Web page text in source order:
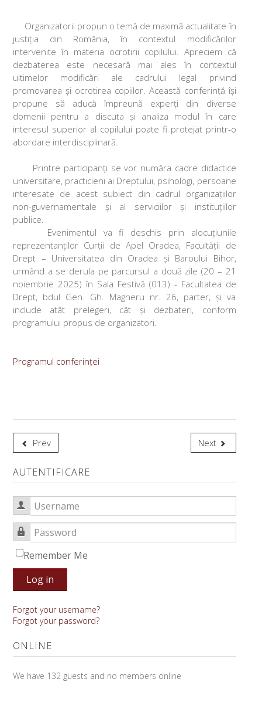
Organizatorii propun o temă de maximă actualitate în
justiția din România, în contextul modificărilor
intervenite în materia ocrotirii copilului. Apreciem că
dezbaterea este necesară mai ales în contextul
ultimelor modificări ale cadrului legal privind
promovarea și ocrotirea copiilor. Această conferință își
propune să aducă împreună experți din diverse
domenii pentru a discuta și analiza modul în care
interesul superior al copilului poate fi protejat printr-o
abordare interdisciplinară.
Printre participanți se vor număra cadre didactice
universitare, practicieni ai Dreptului, psihologi, persoane
interesate de acest subiect din cadrul organizațiilor
non-guvernamentale și al serviciilor și instituțiilor
publice.
Evenimentul va fi deschis prin alocuțiunile
reprezentanților Curții de Apel Oradea, Facultății de
Drept – Universitatea din Oradea și Baroului Bihor,
urmând a se derula pe parcursul a două zile (20 – 21
noiembrie 2025) în Sala Festivă (013) - Facultatea de
Drept, bdul Gen. Gh. Magheru nr. 26, parter, și va
include atât prelegeri, cât și dezbateri, conform
programului propus de organizatori.
Programul conferinței
Prev Next
AUTENTIFICARE
Username
Password
Remember Me
Log in
Forgot your username?
Forgot your password?
ONLINE
We have 132 guests and no members online